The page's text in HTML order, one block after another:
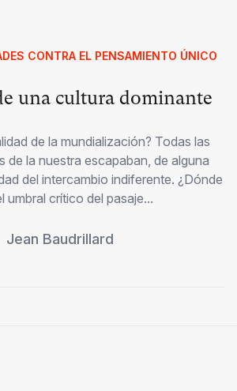
CONTRA EL PENSAMIENTO ÚNICO
una cultura dominante
de la mundialización? Todas las
de la nuestra escapaban, de alguna
del intercambio indiferente. ¿Dónde
umbral crítico del pasaje...
Jean Baudrillard